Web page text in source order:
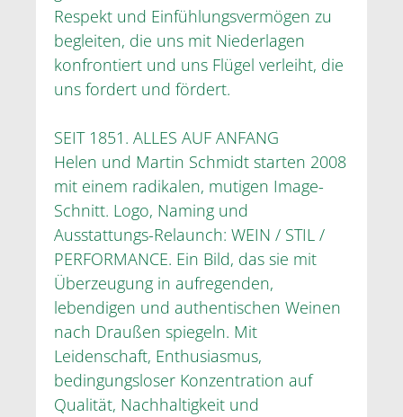
Respekt und Einfühlungsvermögen zu
begleiten, die uns mit Niederlagen
konfrontiert und uns Flügel verleiht, die
uns fordert und fördert.
SEIT 1851. ALLES AUF ANFANG
Helen und Martin Schmidt starten 2008
mit einem radikalen, mutigen Image-
Schnitt. Logo, Naming und
Ausstattungs-Relaunch: WEIN / STIL /
PERFORMANCE. Ein Bild, das sie mit
Überzeugung in aufregenden,
lebendigen und authentischen Weinen
nach Draußen spiegeln. Mit
Leidenschaft, Enthusiasmus,
bedingungsloser Konzentration auf
Qualität, Nachhaltigkeit und